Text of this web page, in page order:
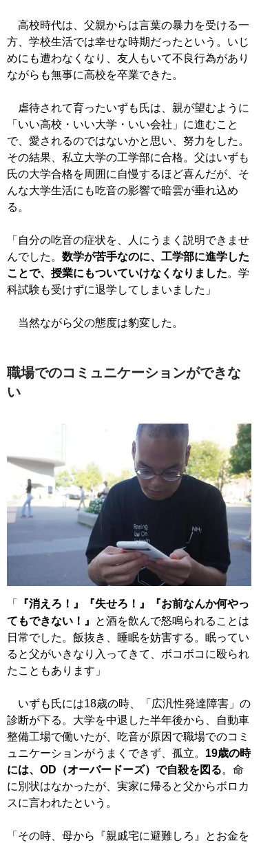
高校時代は、父親からは言葉の暴力を受ける一
方、学校生活では幸せな時期だったという。いじ
めにも遭わなくなり、友人もいて不良行為があり
ながらも無事に高校を卒業できた。
虐待されて育ったいずも氏は、親が望むように
「いい高校・いい大学・いい会社」に進むこと
で、愛されるのではないかと思い、努力をした。
その結果、私立大学の工学部に合格。父はいずも
氏の大学合格を周囲に自慢するほど喜んだが、そ
んな大学生活にも吃音の影響で暗雲が垂れ込め
る。
「自分の吃音の症状を、人にうまく説明できませ
んでした。 数学が苦手なのに、工学部に進学した
ことで、授業にもついていけなくなりました。学
科試験も受けずに退学してしまいました」
当然ながら父の態度は豹変した。
職場でのコミュニケーションができな
い
「
『消えろ！』『失せろ！』『お前なんか何やっ
てもできない！』
と酒を飲んで怒鳴られることは
日常でした。飯抜き、睡眠を妨害する。眠ってい
ると父がいきなり入ってきて、ボコボコに殴られ
たこともあります」
いずも氏には18歳の時、「広汎性発達障害」の
診断が下る。大学を中退した半年後から、自動車
整備工場で働いたが、吃音が原因で職場でのコミ
ュニケーションがうまくできず、孤立。 19歳の時
には、OD（オーバードーズ）で自殺を図る。命
に別状はなかったが、実家に帰ると父からボロカ
スに言われたという。
「その時、母から『親戚宅に避難しろ』とお金を